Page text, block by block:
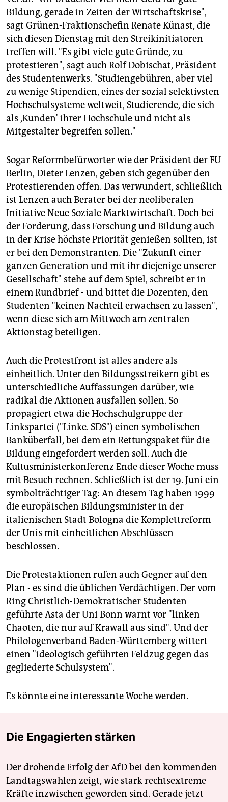
Bildung, gerade in Zeiten der Wirtschaftskrise",
sagt Grünen-Fraktionschefin Renate Künast, die
sich diesen Dienstag mit den Streikinitiatoren
treffen will. "Es gibt viele gute Gründe, zu
protestieren", sagt auch Rolf Dobischat, Präsident
des Studentenwerks. "Studiengebühren, aber viel
zu wenige Stipendien, eines der sozial selektivsten
Hochschulsysteme weltweit, Studierende, die sich
als ,Kunden' ihrer Hochschule und nicht als
Mitgestalter begreifen sollen."
Sogar Reformbefürworter wie der Präsident der FU
Berlin, Dieter Lenzen, geben sich gegenüber den
Protestierenden offen. Das verwundert, schließlich
ist Lenzen auch Berater bei der neoliberalen
Initiative Neue Soziale Marktwirtschaft. Doch bei
der Forderung, dass Forschung und Bildung auch
in der Krise höchste Priorität genießen sollten, ist
er bei den Demonstranten. Die "Zukunft einer
ganzen Generation und mit ihr diejenige unserer
Gesellschaft" stehe auf dem Spiel, schreibt er in
einem Rundbrief - und bittet die Dozenten, den
Studenten "keinen Nachteil erwachsen zu lassen",
wenn diese sich am Mittwoch am zentralen
Aktionstag beteiligen.
Auch die Protestfront ist alles andere als
einheitlich. Unter den Bildungsstreikern gibt es
unterschiedliche Auffassungen darüber, wie
radikal die Aktionen ausfallen sollen. So
propagiert etwa die Hochschulgruppe der
Linkspartei ("Linke. SDS") einen symbolischen
Banküberfall, bei dem ein Rettungspaket für die
Bildung eingefordert werden soll. Auch die
Kultusministerkonferenz Ende dieser Woche muss
mit Besuch rechnen. Schließlich ist der 19. Juni ein
symbolträchtiger Tag: An diesem Tag haben 1999
die europäischen Bildungsminister in der
italienischen Stadt Bologna die Komplettreform
der Unis mit einheitlichen Abschlüssen
beschlossen.
Die Protestaktionen rufen auch Gegner auf den
Plan - es sind die üblichen Verdächtigen. Der vom
Ring Christlich-Demokratischer Studenten
geführte Asta der Uni Bonn warnt vor "linken
Chaoten, die nur auf Krawall aus sind". Und der
Philologenverband Baden-Württemberg wittert
einen "ideologisch geführten Feldzug gegen das
gegliederte Schulsystem".
Es könnte eine interessante Woche werden.
Die Engagierten stärken
Der drohende Erfolg der AfD bei den kommenden
Landtagswahlen zeigt, wie stark rechtsextreme
Kräfte inzwischen geworden sind. Gerade jetzt